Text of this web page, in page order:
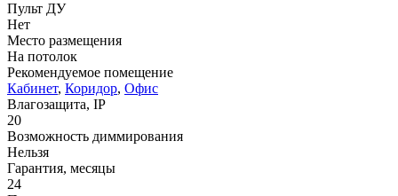
Пульт ДУ
Нет
Место размещения
На потолок
Рекомендуемое помещение
Кабинет, Коридор, Офис
Влагозащита, IP
20
Возможность диммирования
Нельзя
Гарантия, месяцы
24